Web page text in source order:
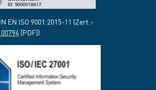
EN ISO 9001:2015-11 (Zert.-
[PDF])